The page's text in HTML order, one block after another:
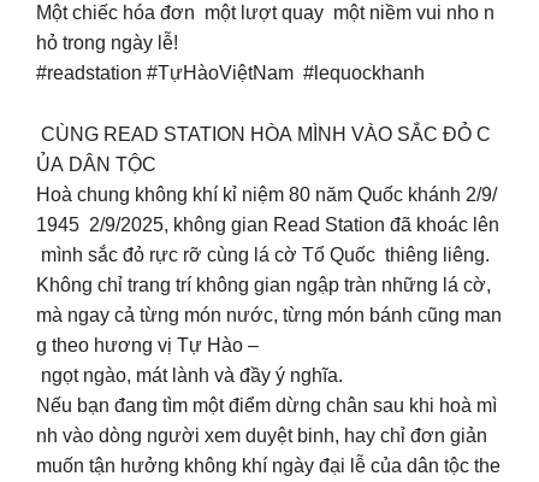
Một chiếc hóa đơn một lượt quay một niềm vui nho n
hỏ trong ngày lễ!
#readstation #TựHàoViệtNam #lequockhanh
CÙNG READ STATION HÒA MÌNH VÀO SẮC ĐỎ C
ỦA DÂN TỘC
Hoà chung không khí kỉ niệm 80 năm Quốc khánh 2/9/
1945 2/9/2025, không gian Read Station đã khoác lên
mình sắc đỏ rực rỡ cùng lá cờ Tổ Quốc thiêng liêng.
Không chỉ trang trí không gian ngập tràn những lá cờ,
mà ngay cả từng món nước, từng món bánh cũng man
g theo hương vị Tự Hào –
ngọt ngào, mát lành và đầy ý nghĩa.
Nếu bạn đang tìm một điểm dừng chân sau khi hoà mì
nh vào dòng người xem duyệt binh, hay chỉ đơn giản
muốn tận hưởng không khí ngày đại lễ của dân tộc the